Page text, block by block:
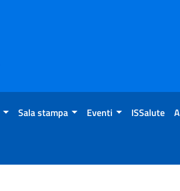
Sala stampa Eventi ISSalute